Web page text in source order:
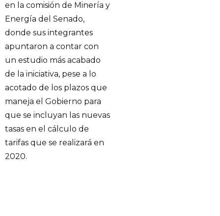
en la comisión de Minería y
Energía del Senado,
donde sus integrantes
apuntaron a contar con
un estudio más acabado
de la iniciativa, pese a lo
acotado de los plazos que
maneja el Gobierno para
que se incluyan las nuevas
tasas en el cálculo de
tarifas que se realizará en
2020.